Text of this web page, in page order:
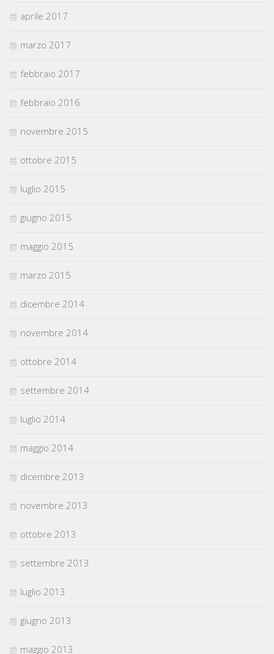
aprile 2017
marzo 2017
febbraio 2017
febbraio 2016
novembre 2015
ottobre 2015
luglio 2015
giugno 2015
maggio 2015
marzo 2015
dicembre 2014
novembre 2014
ottobre 2014
settembre 2014
luglio 2014
maggio 2014
dicembre 2013
novembre 2013
ottobre 2013
settembre 2013
luglio 2013
giugno 2013
maggio 2013